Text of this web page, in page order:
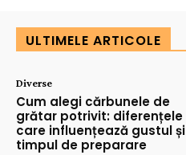
ULTIMELE ARTICOLE
Diverse
Cum alegi cărbunele de
grătar potrivit: diferențele
care influențează gustul și
timpul de preparare